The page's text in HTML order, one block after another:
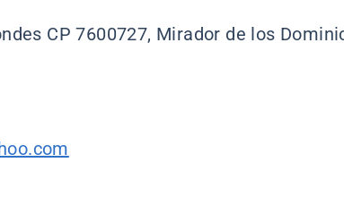
CP 7600727, Mirador de los